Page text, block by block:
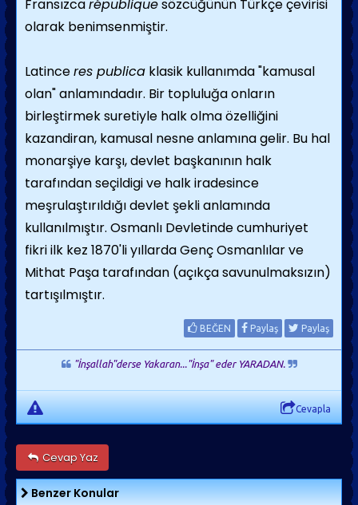
Fransızcarépubliquesözcüğünün Türkçe çevirisi
olarak benimsenmiştir.
Latinceres publica klasik kullanımda "kamusal
olan" anlamındadır. Bir topluluğa onların
birleştirmek suretiyle halk olma özelliğini
kazandiran, kamusal nesne anlamına gelir. Bu hal
monarşiye karşı, devlet başkanının halk
tarafından seçildigi ve halk iradesince
meşrulaştırıldığı devlet şekli anlamında
kullanılmıştır. Osmanlı Devletinde cumhuriyet
fikri ilk kez 1870'li yıllarda Genç Osmanlılar ve
Mithat Paşa tarafından (açıkça savunulmaksızın)
tartışılmıştır.
BEĞEN Paylaş Paylaş
"İnşallah"derse Yakaran..."İnşa" eder YARADAN.
Cevapla
Cevap Yaz
Benzer Konular